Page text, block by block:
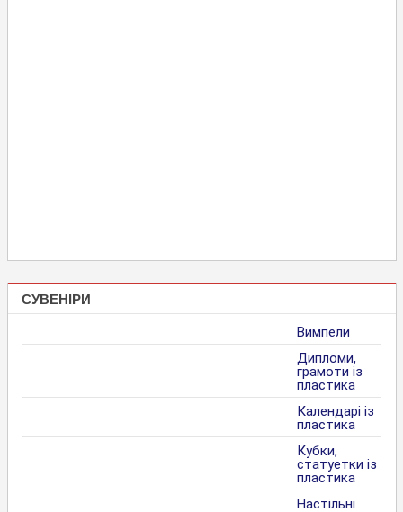
СУВЕНІРИ
Вимпели
Дипломи,
грамоти із
пластика
Календарі із
пластика
Кубки,
статуетки із
пластика
Настільні